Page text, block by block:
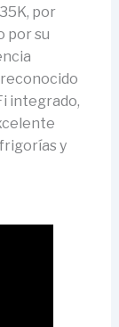
por
por su
reconocido
integrado,
y